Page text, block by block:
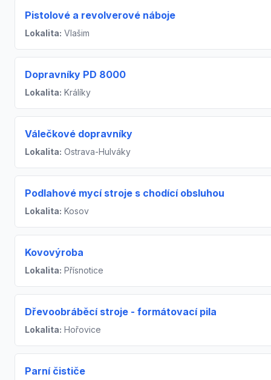
Pistolové a revolverové náboje
Lokalita: Vlašim
Dopravníky PD 8000
Lokalita: Králíky
Válečkové dopravníky
Lokalita: Ostrava-Hulváky
Podlahové mycí stroje s chodící obsluhou
Lokalita: Kosov
Kovovýroba
Lokalita: Přísnotice
Dřevoobráběcí stroje - formátovací pila
Lokalita: Hořovice
Parní čističe